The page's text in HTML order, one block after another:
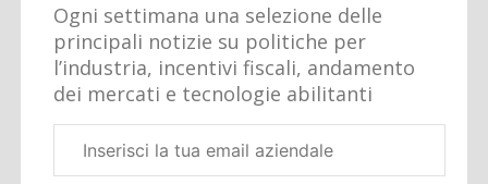
Ogni settimana una selezione delle
principali notizie su politiche per
l’industria, incentivi fiscali, andamento
dei mercati e tecnologie abilitanti
aziendale